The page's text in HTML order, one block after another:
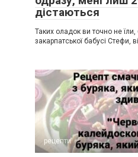
дістаються
Таких оладок ви точно не
закарпатської бабусі Стефи,
рецепти